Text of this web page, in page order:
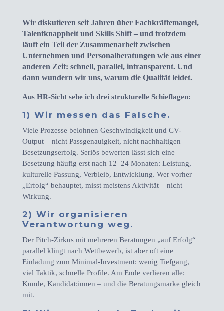
Wir diskutieren seit Jahren über Fachkräftemangel,
Talentknappheit und Skills Shift – und trotzdem
läuft ein Teil der Zusammenarbeit zwischen
Unternehmen und Personalberatungen wie aus einer
anderen Zeit: schnell, parallel, intransparent. Und
dann wundern wir uns, warum die Qualität leidet.
Aus HR-Sicht sehe ich drei strukturelle Schieflagen:
1) Wir messen das Falsche.
Viele Prozesse belohnen Geschwindigkeit und CV-
Output – nicht Passgenauigkeit, nicht nachhaltigen
Besetzungserfolg. Seriös bewerten lässt sich eine
Besetzung häufig erst nach 12–24 Monaten: Leistung,
kulturelle Passung, Verbleib, Entwicklung. Wer vorher
„Erfolg“ behauptet, misst meistens Aktivität – nicht
Wirkung.
2) Wir organisieren
Verantwortung weg.
Der Pitch-Zirkus mit mehreren Beratungen „auf Erfolg“
parallel klingt nach Wettbewerb, ist aber oft eine
Einladung zum Minimal-Investment: wenig Tiefgang,
viel Taktik, schnelle Profile. Am Ende verlieren alle:
Kunde, Kandidat:innen – und die Beratungsmarke gleich
mit.